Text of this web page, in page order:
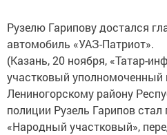
Рузелю Гарипову достался
автомобиль «УАЗ-Патриот».
(Казань, 20 ноября, «Татар-
участковый
Лениногорскому району
полиции Рузель Гарипов
«Народный участковый»,